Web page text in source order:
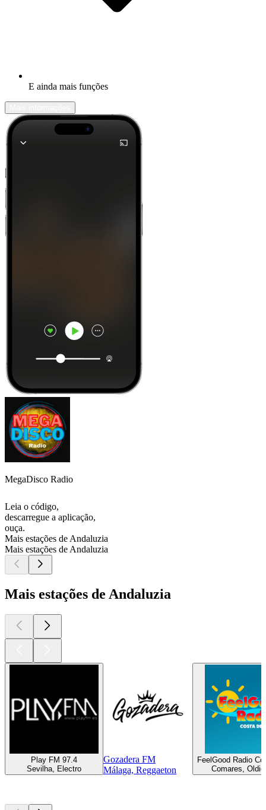
E ainda mais funções
MegaDisco Radio
Leia o código,
descarregue a aplicação,
ouça.
Mais estações de Andaluzia
Mais estações de Andaluzia
Mais estações de Andaluzia
Play FM 97.4
Sevilha, Electro
Gozadera FM
Málaga, Reggaeton
FeelGood Radio
Comares,